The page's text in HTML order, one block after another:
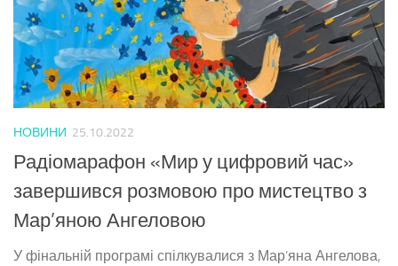
НОВИНИ 25.10.2022
Радіомарафон «Мир у цифровий час»
завершився розмовою про мистецтво з
Мар’яною Ангеловою
У фінальній програмі спілкувалися з Мар’яна Ангелова,